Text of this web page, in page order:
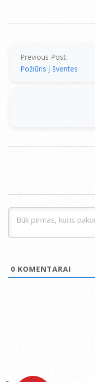
Previous Post:
Požiūris į šventes
0 KOMENTARAI